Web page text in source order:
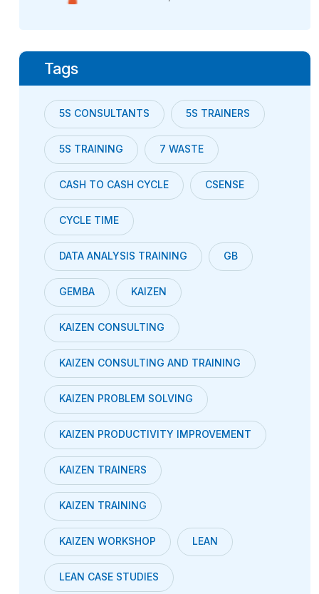
Tags
5S CONSULTANTS 5S TRAINERS
5S TRAINING 7 WASTE
CASH TO CASH CYCLE CSENSE
CYCLE TIME
DATA ANALYSIS TRAINING GB
GEMBA KAIZEN
KAIZEN CONSULTING
KAIZEN CONSULTING AND TRAINING
KAIZEN PROBLEM SOLVING
KAIZEN PRODUCTIVITY IMPROVEMENT
KAIZEN TRAINERS
KAIZEN TRAINING
KAIZEN WORKSHOP LEAN
LEAN CASE STUDIES